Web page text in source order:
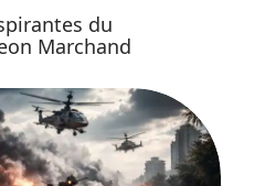
du
Marchand